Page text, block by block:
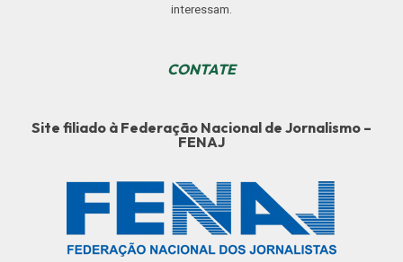
interessam.
CONTATE
Site filiado à Federação Nacional de Jornalismo –
FENAJ